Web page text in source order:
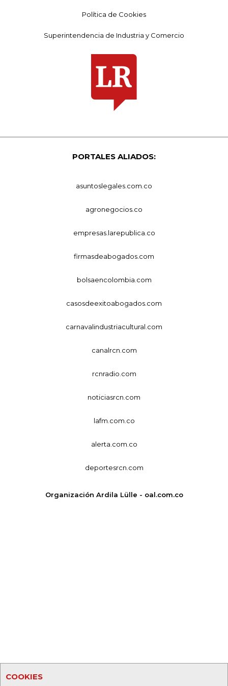
COOKIES
Política de Cookies
Superintendencia de Industria y Comercio
PORTALES ALIADOS:
asuntoslegales.com.co
agronegocios.co
empresas.larepublica.co
firmasdeabogados.com
bolsaencolombia.com
casosdeexitoabogados.com
carnavalindustriacultural.com
canalrcn.com
rcnradio.com
noticiasrcn.com
lafm.com.co
alerta.com.co
deportesrcn.com
Organización Ardila Lülle - oal.com.co